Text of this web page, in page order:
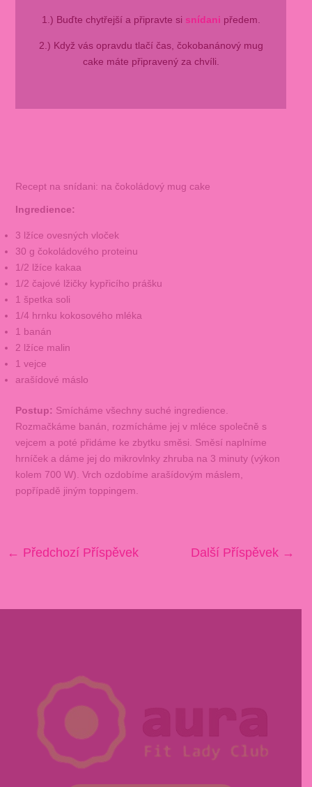
1.) Buďte chytřejší a připravte si snídani předem.
2.) Když vás opravdu tlačí čas, čokobanánový mug
cake máte připravený za chvíli.
Recept na snídani: na čokoládový mug cake
Ingredience:
3 lžíce ovesných vloček
30 g čokoládového proteinu
1/2 lžíce kakaa
1/2 čajové lžičky kypřicího prášku
1 špetka soli
1/4 hrnku kokosového mléka
1 banán
2 lžíce malin
1 vejce
arašídové máslo
Postup: Smícháme všechny suché ingredience.
Rozmačkáme banán, rozmícháme jej v mléce společně s
vejcem a poté přidáme ke zbytku směsi. Směsí naplníme
hrníček a dáme jej do mikrovlnky zhruba na 3 minuty (výkon
kolem 700 W). Vrch ozdobíme arašídovým máslem,
popřípadě jiným toppingem.
← Předchozí Příspěvek Další Příspěvek →